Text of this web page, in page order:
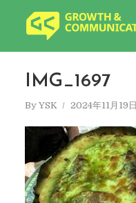
IMG_1697
By YSK 2024年11月19日